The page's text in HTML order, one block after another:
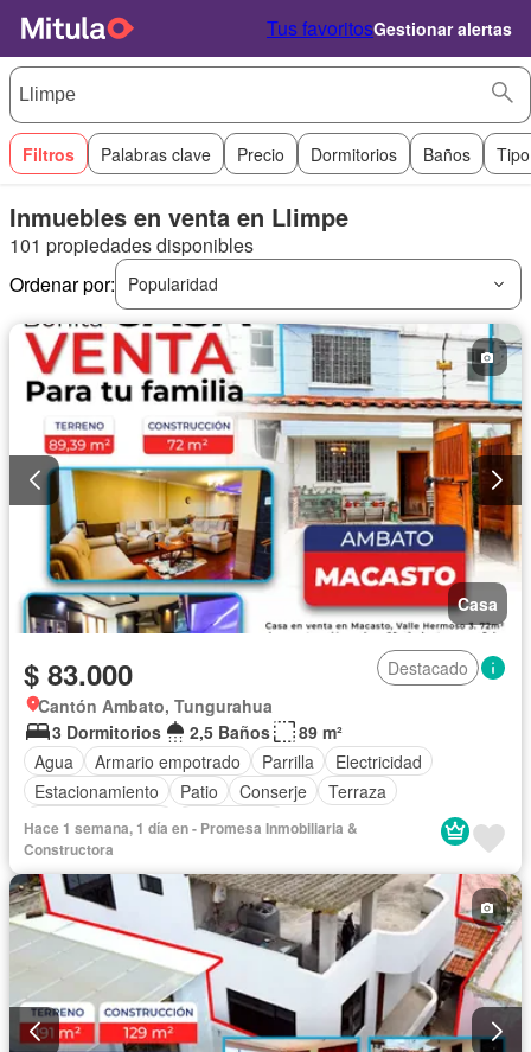
Tus favoritosGestionar alertas
Filtros Palabras clave Precio Dormitorios Baños
Inmuebles en venta en Llimpe
101 propiedades disponibles
Ordenar por:
Popularidad
Casa
$ 83.000
Destacado
Cantón Ambato, Tungurahua
3 Dormitorios
2,5 Baños
89 m²
Agua
Armario empotrado Parrilla
Electricidad
Estacionamiento
Patio Conserje
Terraza
Vista panorámica
Sin amoblar
Hace 1 semana, 1 día en - Promesa Inmobiliaria &
Constructora